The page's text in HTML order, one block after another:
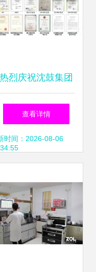
热烈庆祝沈鼓集团
节能环保科技成为
地热产业工作委常
查看详情
时间：2026-08-06